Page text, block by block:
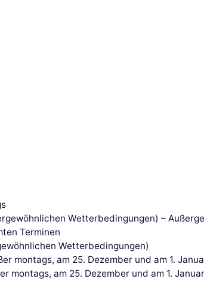
Wetterbedingungen) –
Terminen
Wetterbedingungen)
montags, am 25. Dezember und am 1.
montags, am 25. Dezember und am 1. Januar